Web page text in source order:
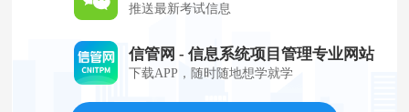
推送最新考试信息
信管网 - 信息系统项目管理专业网站
下载APP，随时随地想学就学